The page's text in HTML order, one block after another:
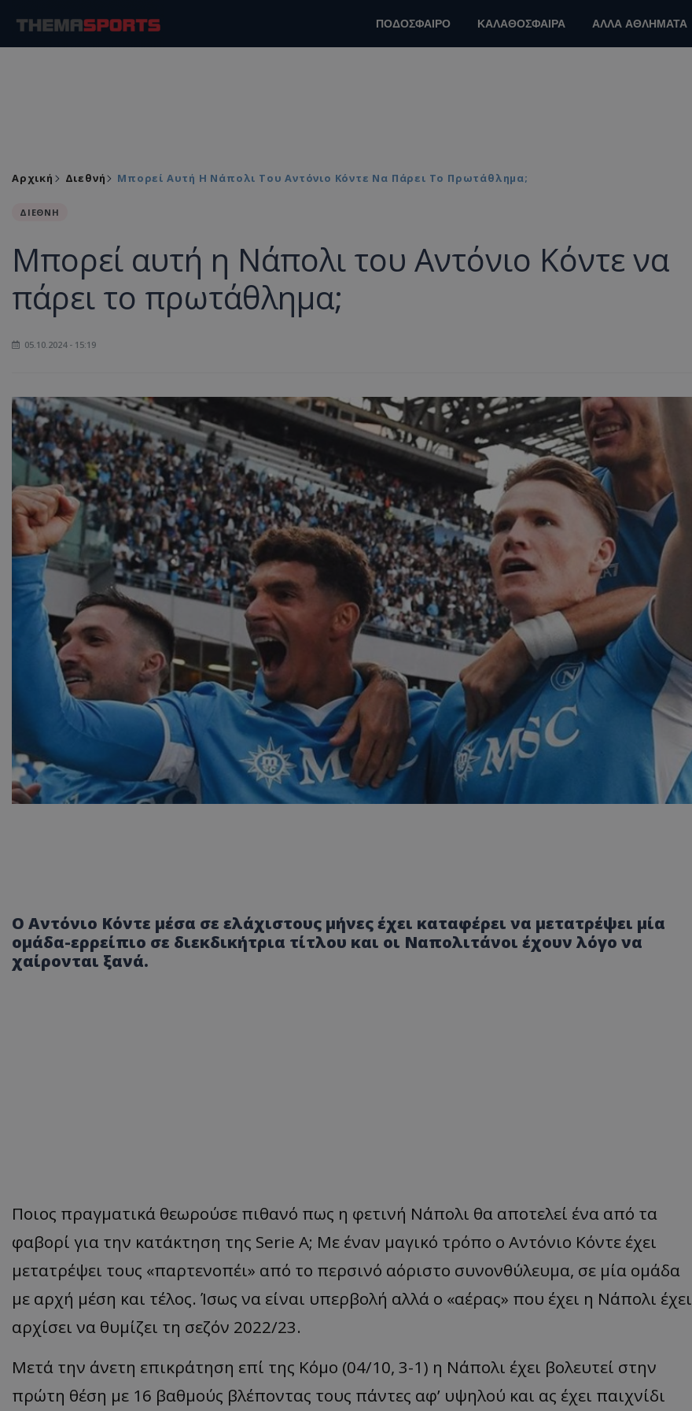
ΠΟΔΟΣΦΑΙΡΟ ΚΑΛΑΘΟΣΦΑΙΡΑ ΑΛΛΑ ΑΘΛΗΜΑΤΑ
Αρχική Διεθνή Μπορεί Αυτή Η Νάπολι Του Αντόνιο Κόντε Να Πάρει Το Πρωτάθλημα;
ΔΙΕΘΝΗ
Μπορεί αυτή η Νάπολι του Αντόνιο Κόντε να
πάρει το πρωτάθλημα;
05.10.2024 - 15:19
Ο Αντόνιο Κόντε μέσα σε ελάχιστους μήνες έχει καταφέρει να μετατρέψει μία
ομάδα-ερρείπιο σε διεκδικήτρια τίτλου και οι Ναπολιτάνοι έχουν λόγο να
χαίρονται ξανά.
Ποιος πραγματικά θεωρούσε πιθανό πως η φετινή Νάπολι θα αποτελεί ένα από τα
φαβορί για την κατάκτηση της Serie A; Με έναν μαγικό τρόπο ο Αντόνιο Κόντε έχει
μετατρέψει τους «παρτενοπέι» από το περσινό αόριστο συνονθύλευμα, σε μία ομάδα
με αρχή μέση και τέλος. Ίσως να είναι υπερβολή αλλά ο «αέρας» που έχει η Νάπολι έχει
αρχίσει να θυμίζει τη σεζόν 2022/23.
Μετά την άνετη επικράτηση επί της Κόμο (04/10, 3-1) η Νάπολι έχει βολευτεί στην
πρώτη θέση με 16 βαθμούς βλέποντας τους πάντες αφ’ υψηλού και ας έχει παιχνίδι